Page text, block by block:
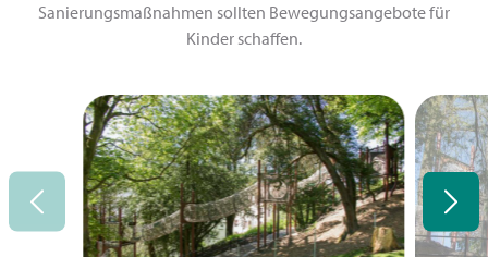
Sanierungsmaßnahmen sollten Bewegungsangebote für
Kinder schaffen.